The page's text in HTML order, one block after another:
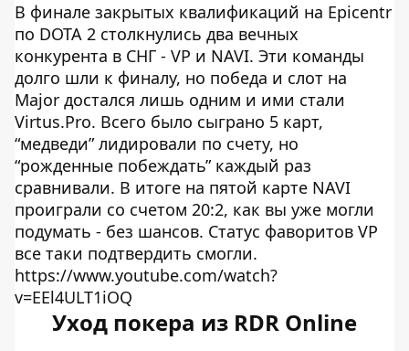
В финале закрытых квалификаций на Epicentr
по DOTA 2 столкнулись два вечных
конкурента в СНГ - VP и NAVI. Эти команды
долго шли к финалу, но победа и слот на
Major достался лишь одним и ими стали
Virtus.Pro. Всего было сыграно 5 карт,
“медведи” лидировали по счету, но
“рожденные побеждать” каждый раз
сравнивали. В итоге на пятой карте NAVI
проиграли со счетом 20:2, как вы уже могли
подумать - без шансов. Статус фаворитов VP
все таки подтвердить смогли.
https://www.youtube.com/watch?
v=EEl4ULT1iOQ
Уход покера из RDR Online